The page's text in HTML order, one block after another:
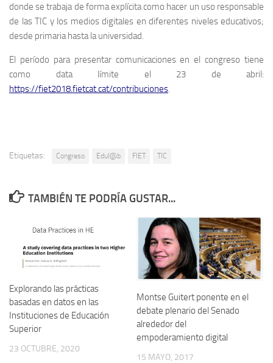
donde se trabaja de forma explícita como hacer un uso responsable
de las TIC y los medios digitales en diferentes niveles educativos;
desde primaria hasta la universidad.
El período para presentar comunicaciones en el congreso tiene
como data límite el 23 de abril:
https://fiet2018.fietcat.cat/contribuciones.
Etiquetas: Congreso Edul@b FIET TIC
TAMBIÉN TE PODRÍA GUSTAR...
Explorando las prácticas
basadas en datos en las
Instituciones de Educación
Superior
23 OCTUBRE, 2020
Montse Guitert ponente en el
debate plenario del Senado
alrededor del
empoderamiento digital
15 MAYO, 2017